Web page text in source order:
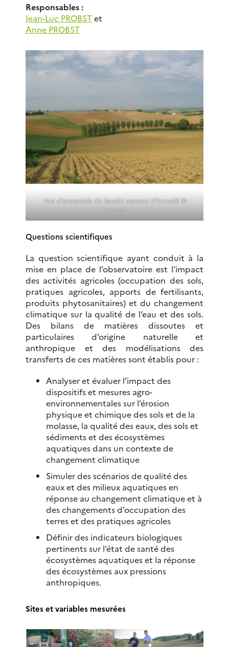
Responsables :
Jean-Luc PROBSTet
Anne PROBST
Vue d’ensemble du bassin versant d’Auradé ©
aprobst
Questions scientifiques
La question scientifique ayant conduit à la
mise en place de l’observatoire est l’impact
des activités agricoles (occupation des sols,
pratiques agricoles, apports de fertilisants,
produits phytosanitaires) et du changement
climatique sur la qualité de l’eau et des sols.
Des bilans de matières dissoutes et
particulaires d’origine naturelle et
anthropique et des modélisations des
transferts de ces matières sont établis pour :
Analyser et évaluer l’impact des
dispositifs et mesures agro-
environnementales sur l’érosion
physique et chimique des sols et de la
molasse, la qualité des eaux, des sols et
sédiments et des écosystèmes
aquatiques dans un contexte de
changement climatique
Simuler des scénarios de qualité des
eaux et des milieux aquatiques en
réponse au changement climatique et à
des changements d’occupation des
terres et des pratiques agricoles
Définir des indicateurs biologiques
pertinents sur l’état de santé des
écosystèmes aquatiques et la réponse
des écosystèmes aux pressions
anthropiques.
Sites et variables mesurées